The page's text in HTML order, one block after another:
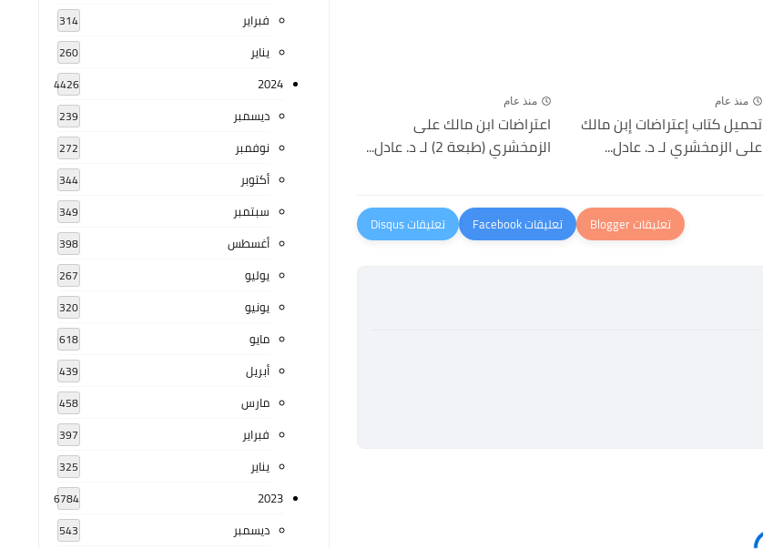
منذ عام
تحميل كتاب إعتراضات إبن مالك
على الزمخشري لـ د. عادل...
منذ عام
اعتراضات ابن مالك على
الزمخشري (طبعة 2) لـ د. عادل...
فبراير 314
يناير 260
2024
4426
ديسمبر 239
نوفمبر 272
أكتوبر 344
سبتمبر 349
أغسطس 398
يوليو 267
يونيو 320
مايو 618
أبريل 439
مارس 458
فبراير 397
يناير 325
2023
6784
ديسمبر 543